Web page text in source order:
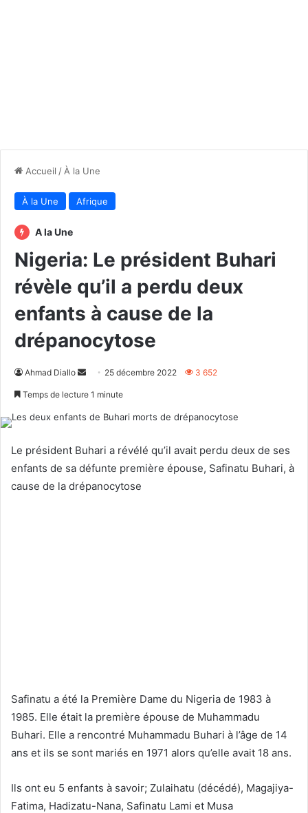
Accueil / À la Une
À la Une Afrique
A la Une
Nigeria: Le président Buhari
révèle qu’il a perdu deux
enfants à cause de la
drépanocytose
Ahmad Diallo
Envoyer25 décembre 2022 3 652
Temps de lecture 1 minute
Le président Buhari a révélé qu’il avait perdu deux de ses
enfants de sa défunte première épouse, Safinatu Buhari, à
cause de la drépanocytose
Safinatu a été la Première Dame du Nigeria de 1983 à
1985. Elle était la première épouse de Muhammadu
Buhari. Elle a rencontré Muhammadu Buhari à l’âge de 14
ans et ils se sont mariés en 1971 alors qu’elle avait 18 ans.
Ils ont eu 5 enfants à savoir; Zulaihatu (décédé), Magajiya-
Fatima, Hadizatu-Nana, Safinatu Lami et Musa